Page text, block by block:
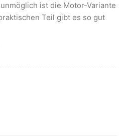
ist die Motor-Variante
Teil gibt es so gut